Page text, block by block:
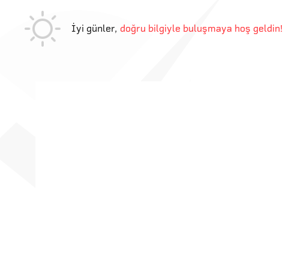
İyi günler, doğru bilgiyle buluşmaya hoş geldin!